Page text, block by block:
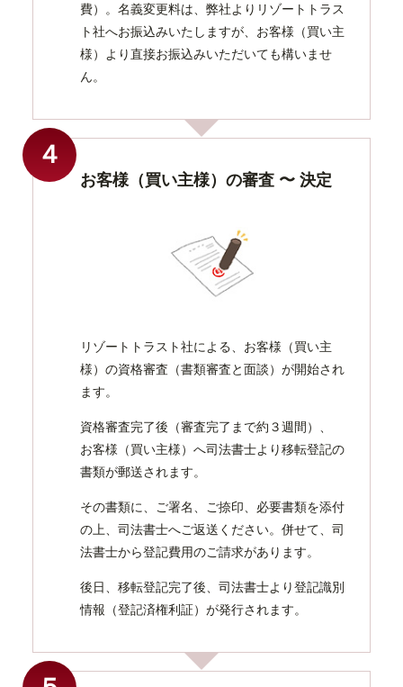
費）。名義変更料は、弊社よりリゾートトラス
ト社へお振込みいたしますが、お客様（買い主
様）より直接お振込みいただいても構いませ
ん。
４
お客様（買い主様）の審査 〜 決定
リゾートトラスト社による、お客様（買い主
様）の資格審査（書類審査と面談）が開始され
ます。
資格審査完了後（審査完了まで約３週間）、
お客様（買い主様）へ司法書士より移転登記の
書類が郵送されます。
その書類に、ご署名、ご捺印、必要書類を添付
の上、司法書士へご返送ください。併せて、司
法書士から登記費用のご請求があります。
後日、移転登記完了後、司法書士より登記識別
情報（登記済権利証）が発行されます。